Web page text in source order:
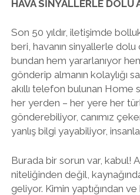
HAVA SİNYALLERLE DOLU
Son 50 yıldır, iletişimde
beri, havanın sinyallerle
bundan hem yararlanıyor
gönderip almanın kolaylığı
akıllı telefon bulunan Home
her yerden – her yere her
gönderebiliyor, canımız
yanlış bilgi yayabiliyor,
Burada bir sorun var, kabul!
niteliğinden değil,
geliyor. Kimin yaptığından ve